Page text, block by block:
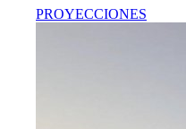
PROYECCIONES